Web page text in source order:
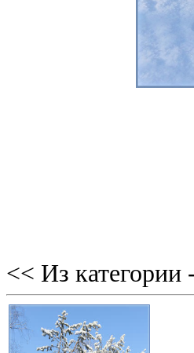
<< Из категории